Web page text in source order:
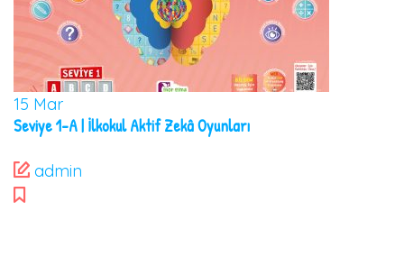
15 Mar
Seviye 1-A | İlkokul Aktif Zekâ Oyunları
admin